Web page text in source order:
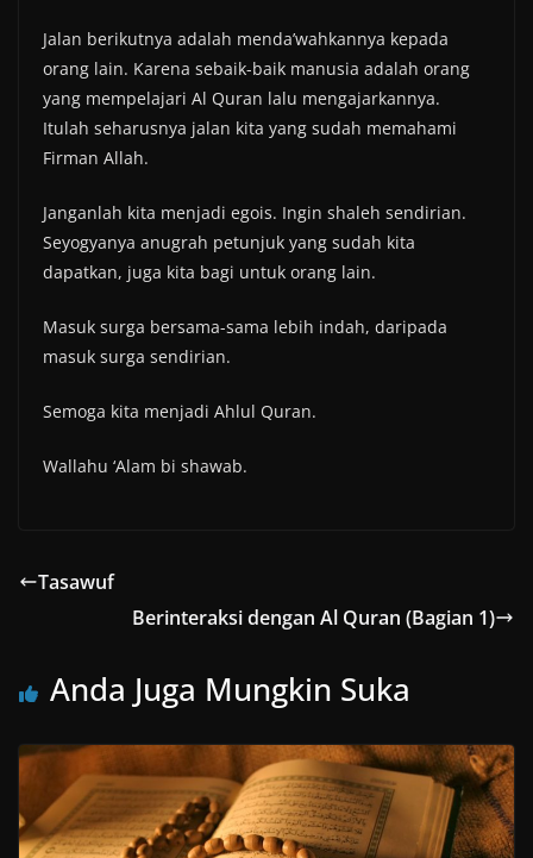
Jalan berikutnya adalah menda’wahkannya kepada
orang lain. Karena sebaik-baik manusia adalah orang
yang mempelajari Al Quran lalu mengajarkannya.
Itulah seharusnya jalan kita yang sudah memahami
Firman Allah.
Janganlah kita menjadi egois. Ingin shaleh sendirian.
Seyogyanya anugrah petunjuk yang sudah kita
dapatkan, juga kita bagi untuk orang lain.
Masuk surga bersama-sama lebih indah, daripada
masuk surga sendirian.
Semoga kita menjadi Ahlul Quran.
Wallahu ‘Alam bi shawab.
Tasawuf
Berinteraksi dengan Al Quran (Bagian 1)
Anda Juga Mungkin Suka